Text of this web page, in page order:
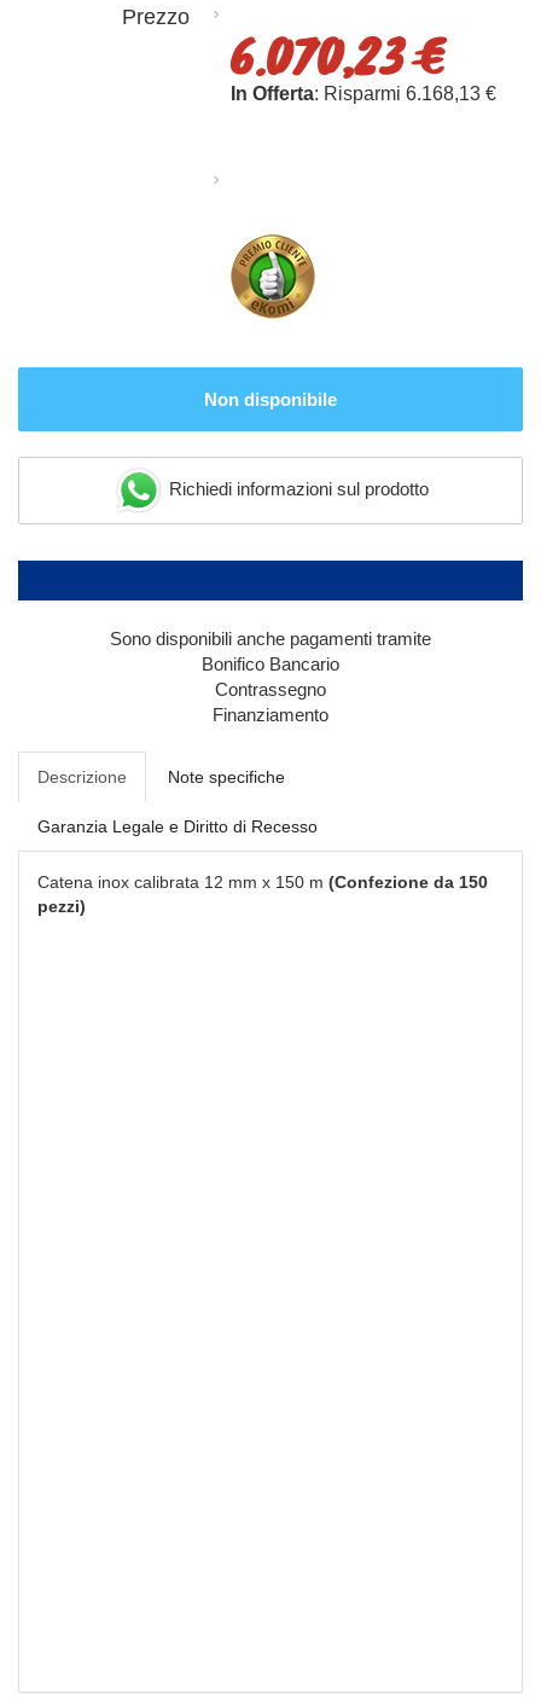
Prezzo
6.070,23 €
In Offerta: Risparmi 6.168,13 €
Non disponibile
Richiedi informazioni sul prodotto
Sono disponibili anche pagamenti tramite
Bonifico Bancario
Contrassegno
Finanziamento
Descrizione Note specifiche
Garanzia Legale e Diritto di Recesso
Catena inox calibrata 12 mm x 150 m (Confezione da 150
pezzi)